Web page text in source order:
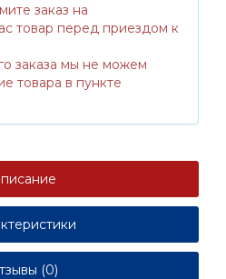
заказ на
товар перед приездом к
заказа мы не можем
товара в пункте
(0)